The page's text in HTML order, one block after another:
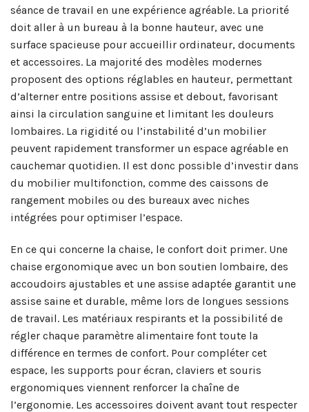
séance de travail en une expérience agréable. La priorité
doit aller à un bureau à la bonne hauteur, avec une
surface spacieuse pour accueillir ordinateur, documents
et accessoires. La majorité des modèles modernes
proposent des options réglables en hauteur, permettant
d’alterner entre positions assise et debout, favorisant
ainsi la circulation sanguine et limitant les douleurs
lombaires. La rigidité ou l’instabilité d’un mobilier
peuvent rapidement transformer un espace agréable en
cauchemar quotidien. Il est donc possible d’investir dans
du mobilier multifonction, comme des caissons de
rangement mobiles ou des bureaux avec niches
intégrées pour optimiser l’espace.
En ce qui concerne la chaise, le confort doit primer. Une
chaise ergonomique avec un bon soutien lombaire, des
accoudoirs ajustables et une assise adaptée garantit une
assise saine et durable, même lors de longues sessions
de travail. Les matériaux respirants et la possibilité de
régler chaque paramètre alimentaire font toute la
différence en termes de confort. Pour compléter cet
espace, les supports pour écran, claviers et souris
ergonomiques viennent renforcer la chaîne de
l’ergonomie. Les accessoires doivent avant tout respecter